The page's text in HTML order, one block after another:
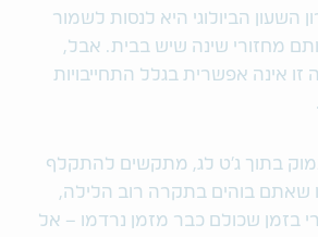
השעון הביולוגי היא לנסות לשמור
מחזורי שינה שיש בבית. אבל,
אינה אפשרית בגלל התחייבויות
בתוך ג׳ט לג, מתקשים להתקלף
שאתם בוהים בתקרה רוב הלילה,
בזמן שכולם כבר מזמן נרדמו – אל